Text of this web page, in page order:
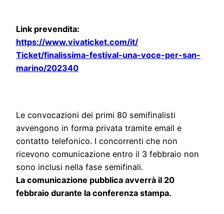
Link prevendita:
https://www.vivaticket.com/it/
Ticket/finalissima-festival-una-voce-per-san-
marino/202340
Le convocazioni dei primi 80 semifinalisti
avvengono in forma privata tramite email e
contatto telefonico. I concorrenti che non
ricevono comunicazione entro il 3 febbraio non
sono inclusi nella fase semifinali.
La comunicazione pubblica avverrà il 20
febbraio durante la conferenza stampa.